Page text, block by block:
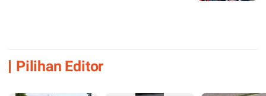
Pilihan Editor